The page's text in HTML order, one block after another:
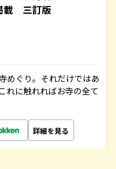
載 三訂版
めぐり。それだけではあ
れに触れればお寺の全て
詳細を見る